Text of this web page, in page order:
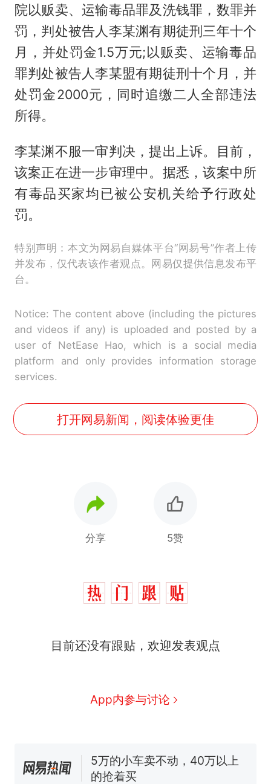
院以贩卖、运输毒品罪及洗钱罪，数罪并
罚，判处被告人李某渊有期徒刑三年十个
月，并处罚金1.5万元;以贩卖、运输毒品
罪判处被告人李某盟有期徒刑十个月，并
处罚金2000元，同时追缴二人全部违法
所得。
李某渊不服一审判决，提出上诉。目前，
该案正在进一步审理中。据悉，该案中所
有毒品买家均已被公安机关给予行政处
罚。
特别声明：本文为网易自媒体平台“网易号”作者上传
并发布，仅代表该作者观点。网易仅提供信息发布平
台。
Notice: The content above (including the pictures
and videos if any) is uploaded and posted by a
user of NetEase Hao, which is a social media
platform and only provides information storage
services.
打开网易新闻，阅读体验更佳
分享 5赞
目前还没有跟贴，欢迎发表观点
App内参与讨论
新 全球唯一没有法定首都的国
家，刚改国名，总统就邀请中
视频丨只要一枚命中就能让航
母瘫痪 轰-6J实力有多强？